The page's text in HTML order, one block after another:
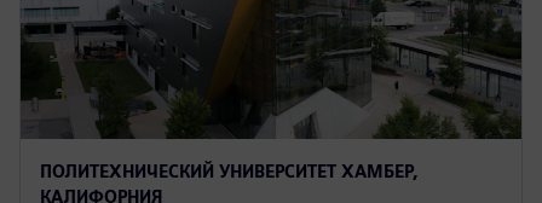
ПОЛИТЕХНИЧЕСКИЙ УНИВЕРСИТЕТ ХАМБЕР,
КАЛИФОРНИЯ